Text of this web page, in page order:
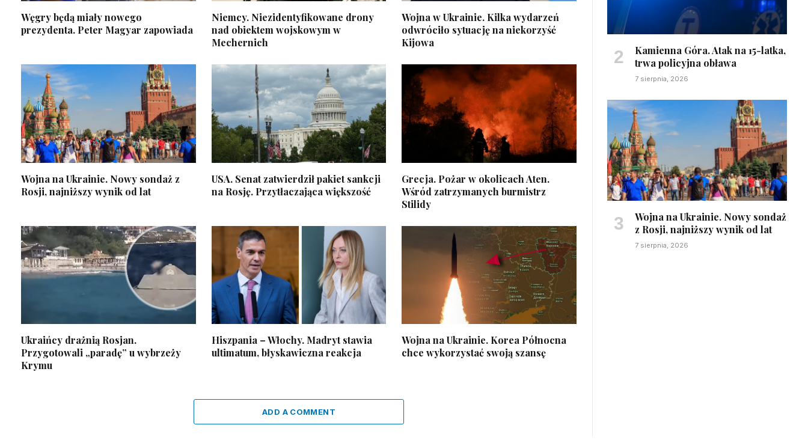
Węgry będą miały nowego
prezydenta. Peter Magyar zapowiada
Niemcy. Niezidentyfikowane drony
nad obiektem wojskowym w
Mechernich
Wojna w Ukrainie. Kilka wydarzeń
odwróciło sytuację na niekorzyść
Kijowa
Wojna na Ukrainie. Nowy sondaż z
Rosji, najniższy wynik od lat
USA. Senat zatwierdził pakiet sankcji
na Rosję. Przytłaczająca większość
Grecja. Pożar w okolicach Aten.
Wśród zatrzymanych burmistrz
Stilidy
Ukraińcy drażnią Rosjan.
Przygotowali „paradę” u wybrzeży
Krymu
Hiszpania – Włochy. Madryt stawia
ultimatum, błyskawiczna reakcja
Wojna na Ukrainie. Korea Północna
chce wykorzystać swoją szansę
ADD A COMMENT
Kamienna Góra. Atak na 15-latka,
trwa policyjna obława
7 sierpnia, 2026
Wojna na Ukrainie. Nowy sondaż
z Rosji, najniższy wynik od lat
7 sierpnia, 2026